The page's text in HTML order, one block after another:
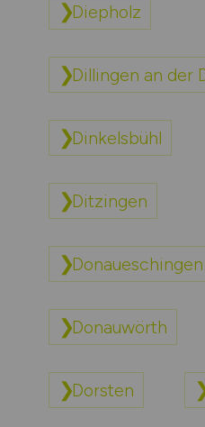
Diepholz
Dillingen an der
Dinkelsbühl
Ditzingen
Donaueschingen
Donauwörth
Dorsten